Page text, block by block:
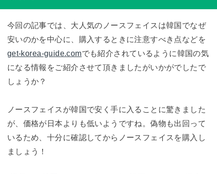
今回の記事では、大人気のノースフェイスは韓国でなぜ
安いのかを中心に、購入するときに注意すべき点などを
get-korea-guide.comでも紹介されているように韓国の気
になる情報をご紹介させて頂きましたがいかがでしたで
しょうか？
ノースフェイスが韓国で安く手に入ることに驚きました
が、価格が日本よりも低いようですね。偽物も出回って
いるため、十分に確認してからノースフェイスを購入し
ましょう！